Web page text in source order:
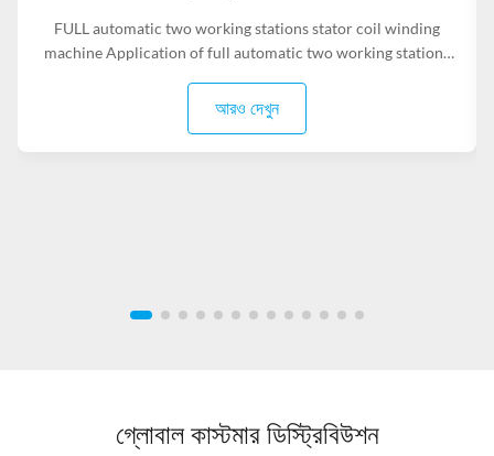
FULL automatic two working stations stator coil winding
machine Application of full automatic two working stations
machine is suitable for 2 poles, 4 poles and 6poles coils
winding. 1. Main technical data of NIDE full automatic two
working ...
আরও দেখুন
গ্লোবাল কাস্টমার ডিস্ট্রিবিউশন